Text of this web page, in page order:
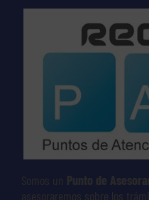
Somos un Punto de
asesoraremos sobre los